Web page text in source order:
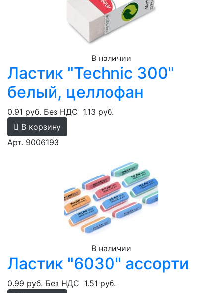
В наличии
Ластик "Technic 300"
белый, целлофан
0.91 руб. Без НДС 1.13 руб.
В корзину
Арт. 9006193
В наличии
Ластик "6030" ассорти
0.99 руб. Без НДС 1.51 руб.